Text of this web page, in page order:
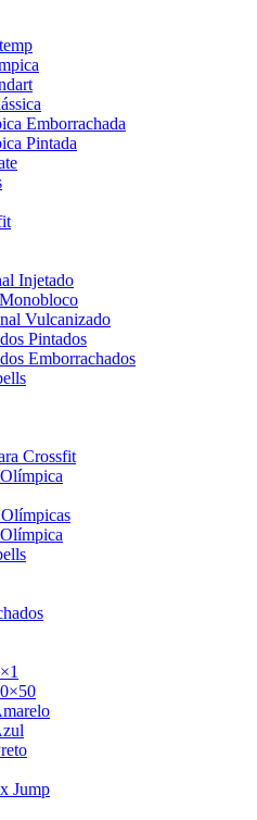
Emborrachada
Pintada
Injetado
Vulcanizado
Pintados
Emborrachados
Crossfit
Jump